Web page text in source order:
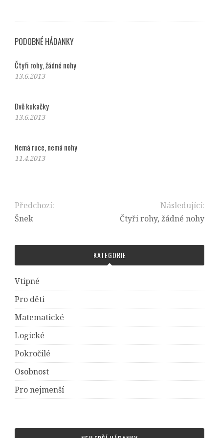
PODOBNÉ HÁDANKY
Čtyři rohy, žádné nohy
13.6.2013
Dvě kukačky
13.6.2013
Nemá ruce, nemá nohy
11.4.2013
Předchozí:
Šnek
Následující:
Čtyři rohy, žádné nohy
KATEGORIE
Vtipné
Pro děti
Matematické
Logické
Pokročilé
Osobnost
Pro nejmenší